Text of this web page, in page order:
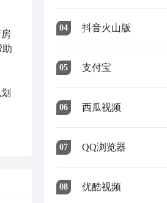
助
04 抖音火山版
05 支付宝
06 西瓜视频
07 QQ浏览器
08 优酷视频